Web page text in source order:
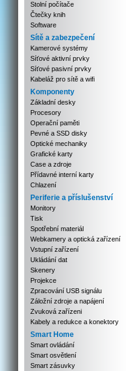
Stolní počítače
Čtečky knih
Software
Sítě a zabezpečení
Kamerové systémy
Síťové aktivní prvky
Síťové pasivní prvky
Kabeláž pro sítě a wifi
Komponenty
Základní desky
Procesory
Operační paměti
Pevné a SSD disky
Optické mechaniky
Grafické karty
Case a zdroje
Přídavné interní karty
Chlazení
Periferie a příslušenství
Monitory
Tisk
Spotřební materiál
Webkamery a optická zařízení
Vstupní zařízení
Ukládání dat
Skenery
Projekce
Zpracování USB signálu
Záložní zdroje a napájení
Zvuková zařízeni
Kabely a redukce a konektory
Smart Home
Smart ovládání
Smart osvětlení
Smart zásuvky